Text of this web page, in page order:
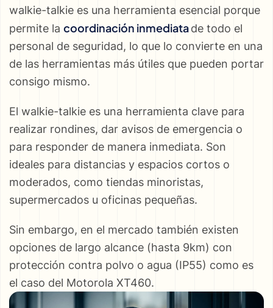
walkie-talkie es una herramienta esencial porque
permite la coordinación inmediatade todo el
personal de seguridad, lo que lo convierte en una
de las herramientas más útiles que pueden portar
consigo mismo.
El walkie-talkie es una herramienta clave para
realizar rondines, dar avisos de emergencia o
para responder de manera inmediata. Son
ideales para distancias y espacios cortos o
moderados, como tiendas minoristas,
supermercados u oficinas pequeñas.
Sin embargo, en el mercado también existen
opciones de largo alcance (hasta 9km) con
protección contra polvo o agua (IP55) como es
el caso del Motorola XT460.